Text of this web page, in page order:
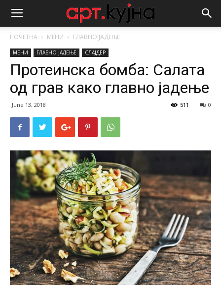
ПОЧЕТНА МЕНИ ГЛАВНО ЈАДЕЊЕ
МЕНИ ГЛАВНО ЈАДЕЊЕ СЛАЈДЕР
Протеинска бомба: Салата
од грав како главно јадење
June 13, 2018 0
511